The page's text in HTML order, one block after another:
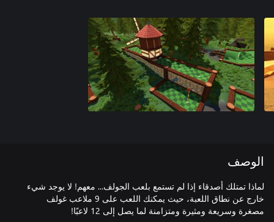
الوصف
لماذا تمتلك أصدقاء إذا لم تستمع بلعب الجولف... معهم! لا يوجد شيء
خارج عن نطاق اللعبة، حيث يمكنك اللعب على 9 ملاعب غولف